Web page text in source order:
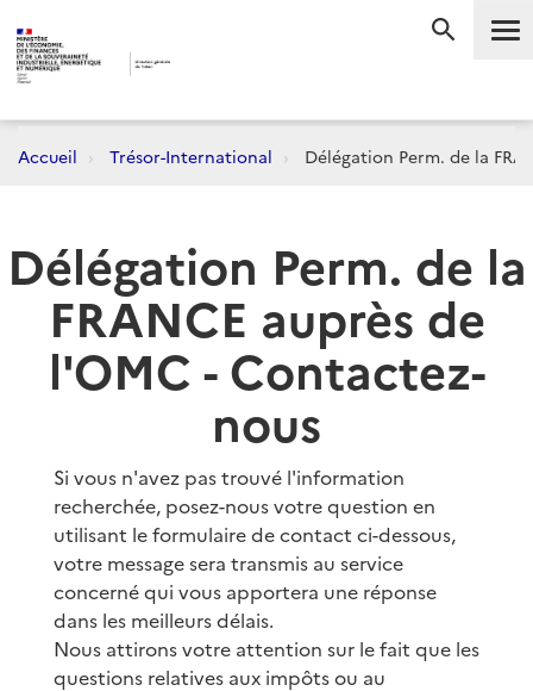
Accueil Trésor-International Délégation Perm. de la
Délégation Perm. de la
FRANCE auprès de
l'OMC - Contactez-
nous
Si vous n'avez pas trouvé l'information
recherchée, posez-nous votre question en
utilisant le formulaire de contact ci-dessous,
votre message sera transmis au service
concerné qui vous apportera une réponse
dans les meilleurs délais.
Nous attirons votre attention sur le fait que les
questions relatives aux impôts ou au